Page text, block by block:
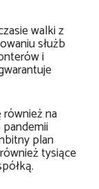
walki z
służb
i
na
plan
tysiące